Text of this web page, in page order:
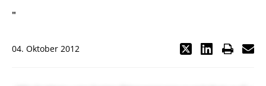
"
04. Oktober 2012